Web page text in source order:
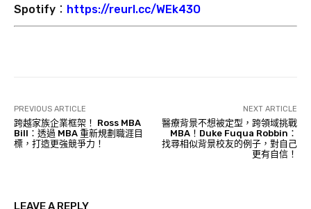
Spotify： https://reurl.cc/WEk43O
PREVIOUS ARTICLE
跨越家族企業框架！ Ross MBA
Bill：透過 MBA 重新規劃職涯目
標，打造更強競爭力！
NEXT ARTICLE
醫療背景不想被定型，跨領域挑戰
MBA！Duke Fuqua Robbin：
找尋相似背景校友的例子，對自己
更有自信！
LEAVE A REPLY